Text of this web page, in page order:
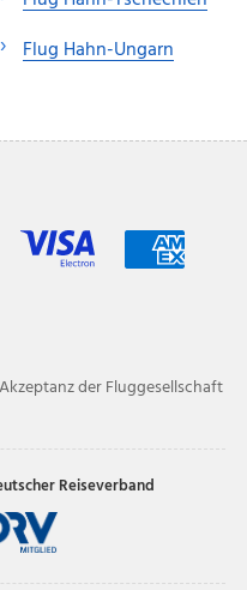
Flug Hahn-Ungarn